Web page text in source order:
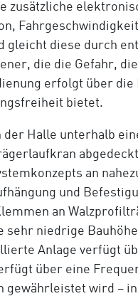
zusätzliche
gleicht diese durch
die die Gefahr,
erfolgt über die
bietet.
Halle unterhalb
an
und
an
sehr niedrige
Anlage verfügt
über eine
gewährleistet wird –